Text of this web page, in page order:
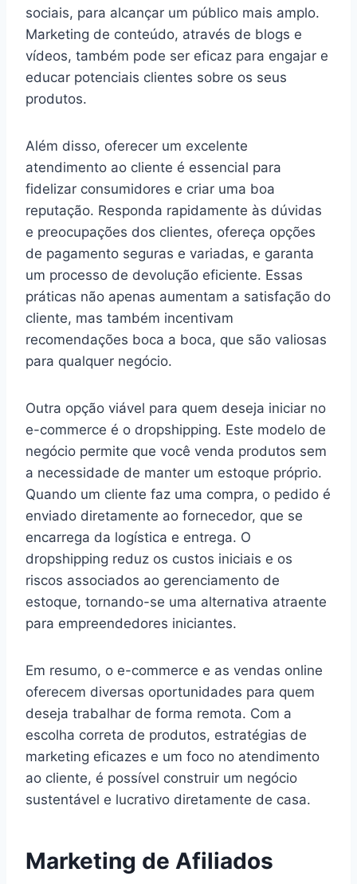
sociais, para alcançar um público mais amplo.
Marketing de conteúdo, através de blogs e
vídeos, também pode ser eficaz para engajar e
educar potenciais clientes sobre os seus
produtos.
Além disso, oferecer um excelente
atendimento ao cliente é essencial para
fidelizar consumidores e criar uma boa
reputação. Responda rapidamente às dúvidas
e preocupações dos clientes, ofereça opções
de pagamento seguras e variadas, e garanta
um processo de devolução eficiente. Essas
práticas não apenas aumentam a satisfação do
cliente, mas também incentivam
recomendações boca a boca, que são valiosas
para qualquer negócio.
Outra opção viável para quem deseja iniciar no
e-commerce é o dropshipping. Este modelo de
negócio permite que você venda produtos sem
a necessidade de manter um estoque próprio.
Quando um cliente faz uma compra, o pedido é
enviado diretamente ao fornecedor, que se
encarrega da logística e entrega. O
dropshipping reduz os custos iniciais e os
riscos associados ao gerenciamento de
estoque, tornando-se uma alternativa atraente
para empreendedores iniciantes.
Em resumo, o e-commerce e as vendas online
oferecem diversas oportunidades para quem
deseja trabalhar de forma remota. Com a
escolha correta de produtos, estratégias de
marketing eficazes e um foco no atendimento
ao cliente, é possível construir um negócio
sustentável e lucrativo diretamente de casa.
Marketing de Afiliados